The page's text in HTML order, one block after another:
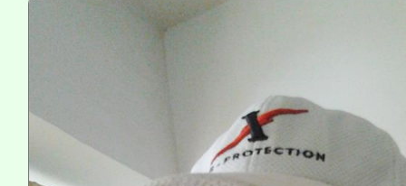
會
115年食農教育專業人